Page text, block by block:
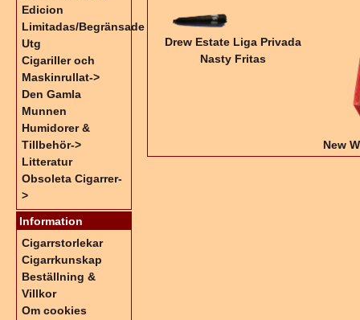
Drew Estate Liga Privada
Nasty Fritas
New
Edicion
Limitadas/Begränsade
Utg
Cigariller och
Maskinrullat->
Den Gamla
Munnen
Humidorer &
Tillbehör->
Litteratur
Obsoleta Cigarrer-
>
Information
Cigarrstorlekar
Cigarrkunskap
Beställning &
Villkor
Om cookies